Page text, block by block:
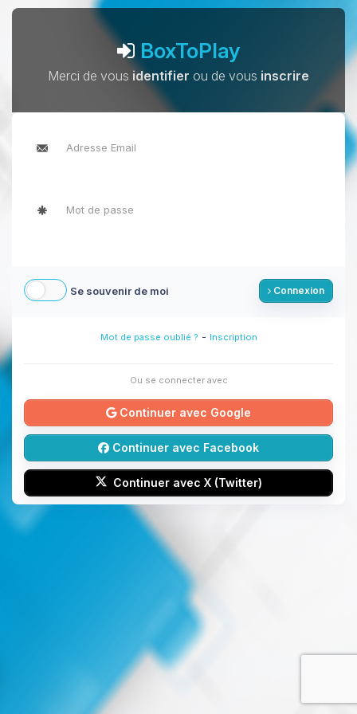
BoxToPlay
Merci de vous identifier ou de vous inscrire
Se souvenir de moi Connexion
Mot de passe oublié ? - Inscription
Ou se connecter avec
Continuer avec Google
Continuer avec Facebook
Continuer avec X (Twitter)